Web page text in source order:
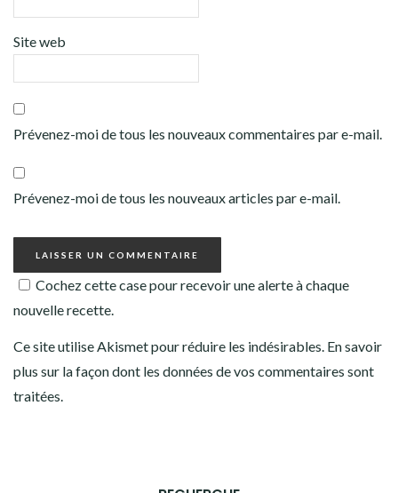
Site web
Prévenez-moi de tous les nouveaux commentaires par e-mail.
Prévenez-moi de tous les nouveaux articles par e-mail.
Cochez cette case pour recevoir une alerte à chaque
nouvelle recette.
Ce site utilise Akismet pour réduire les indésirables. En savoir
plus sur la façon dont les données de vos commentaires sont
traitées.